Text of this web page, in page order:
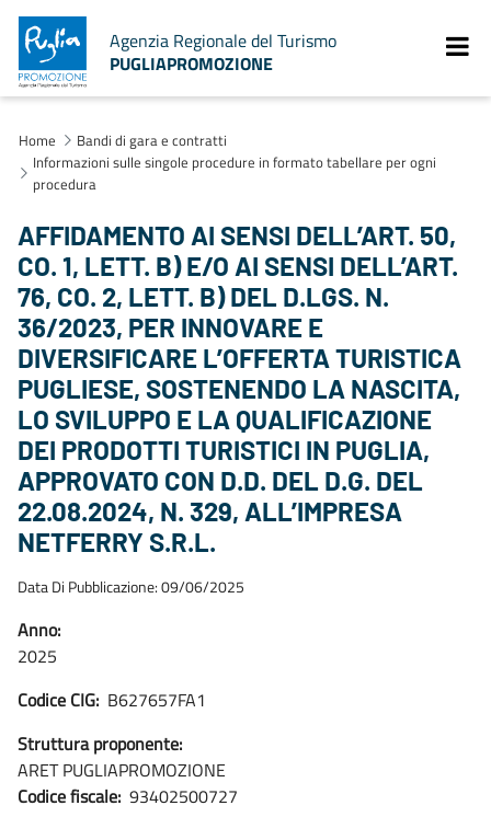
Agenzia Regionale del Turismo
PUGLIAPROMOZIONE
Home
Bandi di gara e contratti
Informazioni sulle singole procedure in formato tabellare per ogni
procedura
AFFIDAMENTO AI SENSI DELL’ART. 50,
CO. 1, LETT. B) E/O AI SENSI DELL’ART.
76, CO. 2, LETT. B) DEL D.LGS. N.
36/2023, PER INNOVARE E
DIVERSIFICARE L’OFFERTA TURISTICA
PUGLIESE, SOSTENENDO LA NASCITA,
LO SVILUPPO E LA QUALIFICAZIONE
DEI PRODOTTI TURISTICI IN PUGLIA,
APPROVATO CON D.D. DEL D.G. DEL
22.08.2024, N. 329, ALL’IMPRESA
NETFERRY S.R.L.
Data Di Pubblicazione: 09/06/2025
Anno:
2025
Codice CIG: B627657FA1
Struttura proponente:
ARET PUGLIAPROMOZIONE
Codice fiscale: 93402500727